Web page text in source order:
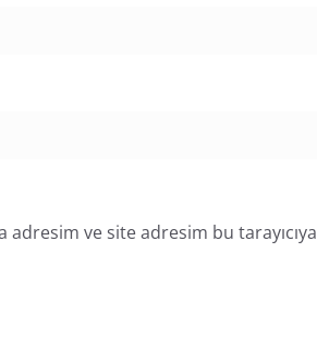
adresim ve site adresim bu tarayıcıya